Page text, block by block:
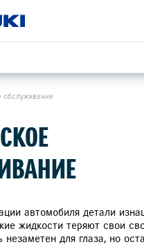
улица, 102
обслуживание
автомобиля детали
жидкости теряют свои
для глаза, но